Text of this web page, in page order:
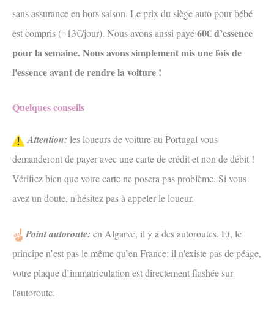
sans assurance en hors saison. Le prix du siège auto pour bébé
est compris (+13€/jour). Nous avons aussi payé60€ d’essence
pour la semaine. Nous avons simplement mis une fois de
l'essence avant de rendre la voiture !
Quelques conseils
Attention: les loueurs de voiture au Portugal vous
demanderont de payer avec une carte de crédit et non de débit !
Vérifiez bien que votre carte ne posera pas problème. Si vous
avez un doute, n'hésitez pas à appeler le loueur.
Point autoroute: en Algarve, il y a des autoroutes. Et, le
principe n’est pas le même qu’en France: il n'existe pas de péage,
votre plaque d’immatriculation est directement flashée sur
l'autoroute.